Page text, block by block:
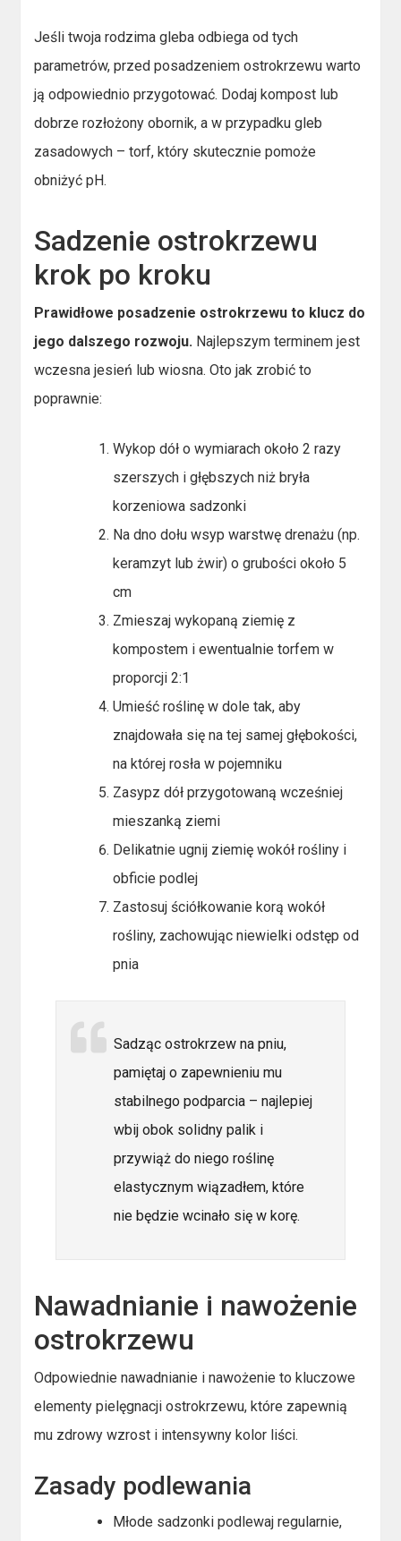
Jeśli twoja rodzima gleba odbiega od tych
parametrów, przed posadzeniem ostrokrzewu warto
ją odpowiednio przygotować. Dodaj kompost lub
dobrze rozłożony obornik, a w przypadku gleb
zasadowych – torf, który skutecznie pomoże
obniżyć pH.
Sadzenie ostrokrzewu
krok po kroku
Prawidłowe posadzenie ostrokrzewu to klucz do
jego dalszego rozwoju. Najlepszym terminem jest
wczesna jesień lub wiosna. Oto jak zrobić to
poprawnie:
Wykop dół o wymiarach około 2 razy
szerszych i głębszych niż bryła
korzeniowa sadzonki
Na dno dołu wsyp warstwę drenażu (np.
keramzyt lub żwir) o grubości około 5
cm
Zmieszaj wykopaną ziemię z
kompostem i ewentualnie torfem w
proporcji 2:1
Umieść roślinę w dole tak, aby
znajdowała się na tej samej głębokości,
na której rosła w pojemniku
Zasypz dół przygotowaną wcześniej
mieszanką ziemi
Delikatnie ugnij ziemię wokół rośliny i
obficie podlej
Zastosuj ściółkowanie korą wokół
rośliny, zachowując niewielki odstęp od
pnia
Sadząc ostrokrzew na pniu,
pamiętaj o zapewnieniu mu
stabilnego podparcia – najlepiej
wbij obok solidny palik i
przywiąż do niego roślinę
elastycznym wiązadłem, które
nie będzie wcinało się w korę.
Nawadnianie i nawożenie
ostrokrzewu
Odpowiednie nawadnianie i nawożenie to kluczowe
elementy pielęgnacji ostrokrzewu, które zapewnią
mu zdrowy wzrost i intensywny kolor liści.
Zasady podlewania
Młode sadzonki podlewaj regularnie,